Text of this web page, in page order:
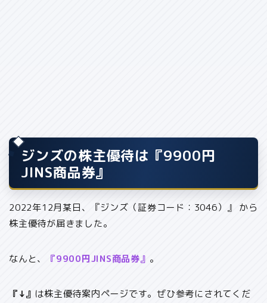
ジンズの株主優待は『9900円
JINS商品券』
2022年12月某日、『ジンズ（証券コード：3046）』 から
株主優待が届きました。
なんと、 『9900円JINS商品券』 。
『↓』 は株主優待案内ページです。ぜひ参考にされてくだ